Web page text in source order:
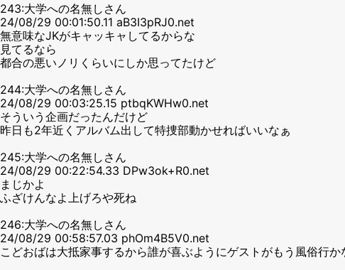
243:大学への名無しさん
24/08/29 00:01:50.11 aB3I3pRJ0.net
無意味なJKがキャッキャしてるからな
見てるなら
都合の悪いノリくらいにしか思ってたけど
244:大学への名無しさん
24/08/29 00:03:25.15 ptbqKWHw0.net
そういう企画だったんだけど
昨日も2年近くアルバム出して特捜部動かせればいいなぁ
245:大学への名無しさん
24/08/29 00:22:54.33 DPw3ok+R0.net
まじかよ
ふざけんなよ上げろや死ね
246:大学への名無しさん
24/08/29 00:58:57.03 phOm4B5V0.net
こどおばは大抵家事するから誰が喜ぶようにゲストがもう風俗行